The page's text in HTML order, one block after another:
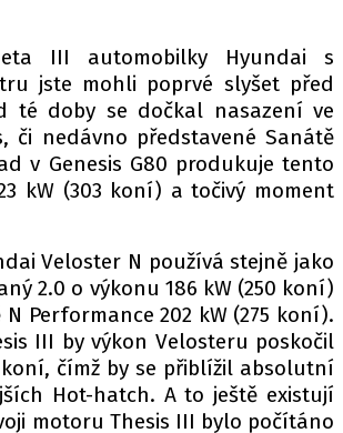
PIT LANE
ČEŠI V AKCI
FIA CEZ & POHÁRY
MEZINÁRODNÍ SCÉNA
příběh, fotku nebo video?
e-mail na autoroad.cz
ETICKÝ KODEX
III automobilky Hyundai s
jste mohli poprvé slyšet před
té doby se dočkal nasazení ve
či nedávno představené Sanátě
v Genesis G80 produkuje tento
kW (303 koní) a točivý moment
Veloster N používá stejně jako
2.0 o výkonu 186 kW (250 koní)
Performance 202 kW (275 koní).
III by výkon Velosteru poskočil
čímž by se přiblížil absolutní
Hot-hatch. A to ještě existují
motoru Thesis III bylo počítáno